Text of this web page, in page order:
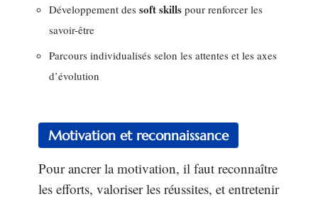
Développement des soft skills pour renforcer les
savoir-être
Parcours individualisés selon les attentes et les axes
d’évolution
Motivation et reconnaissance
Pour ancrer la motivation, il faut reconnaître
les efforts, valoriser les réussites, et entretenir